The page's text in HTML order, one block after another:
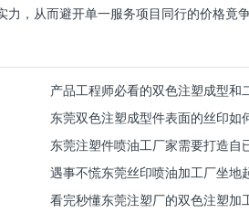
力，从而避开单一服务项目同行的价格竟
产品工程师必看的双色注塑成型和
东莞双色注塑成型件表面的丝印如
东莞注塑件喷油​工厂家需要打造自
遇事不慌东莞丝印喷油加工厂坐地
看完秒懂东莞注塑厂的双色注塑加